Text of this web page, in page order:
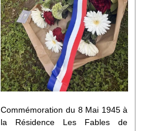
Commémoration du 8 Mai 1945 à
la Résidence Les Fables de